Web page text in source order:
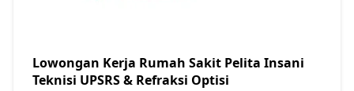
Lowongan Kerja Rumah Sakit Pelita Insani
Teknisi UPSRS & Refraksi Optisi